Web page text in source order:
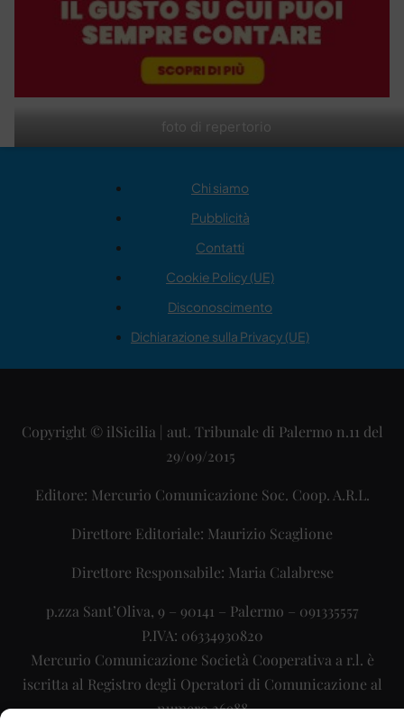
foto di repertorio
Chi siamo
Pubblicità
Contatti
Cookie Policy (UE)
Disconoscimento
Dichiarazione sulla Privacy (UE)
Copyright © ilSicilia | aut. Tribunale di Palermo n.11 del
29/09/2015
Editore: Mercurio Comunicazione Soc. Coop. A.R.L.
Direttore Editoriale: Maurizio Scaglione
Direttore Responsabile: Maria Calabrese
p.zza Sant’Oliva, 9 – 90141 – Palermo – 091335557
P.IVA: 06334930820
Mercurio Comunicazione Società Cooperativa a r.l. è
iscritta al Registro degli Operatori di Comunicazione al
numero 26988